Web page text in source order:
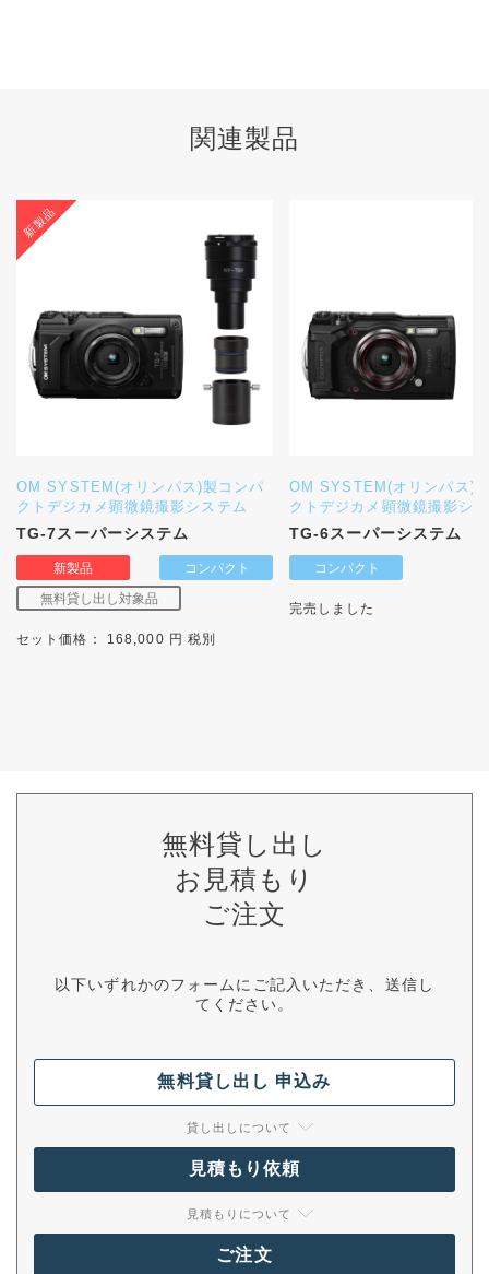
関連製品
OM SYSTEM(オリンパス)製コンパ
クトデジカメ顕微鏡撮影システム
TG-7スーパーシステム
セット価格： 168,000 円 税別
OM SYSTEM(オリンパス)
クトデジカメ顕微鏡撮影シ
TG-6スーパーシステム
完売しました
無料貸し出し
お見積もり
ご注文
以下いずれかのフォームにご記入いただき、送信し
てください。
無料貸し出し 申込み
貸し出しについて
見積もり依頼
見積もりについて
ご注文